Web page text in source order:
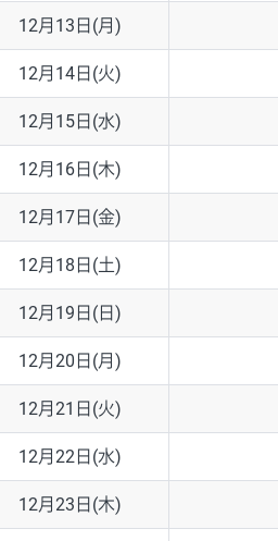
12月13日(月)
12月14日(火)
12月15日(水)
12月16日(木)
12月17日(金)
12月18日(土)
12月19日(日)
12月20日(月)
12月21日(火)
12月22日(水)
12月23日(木)